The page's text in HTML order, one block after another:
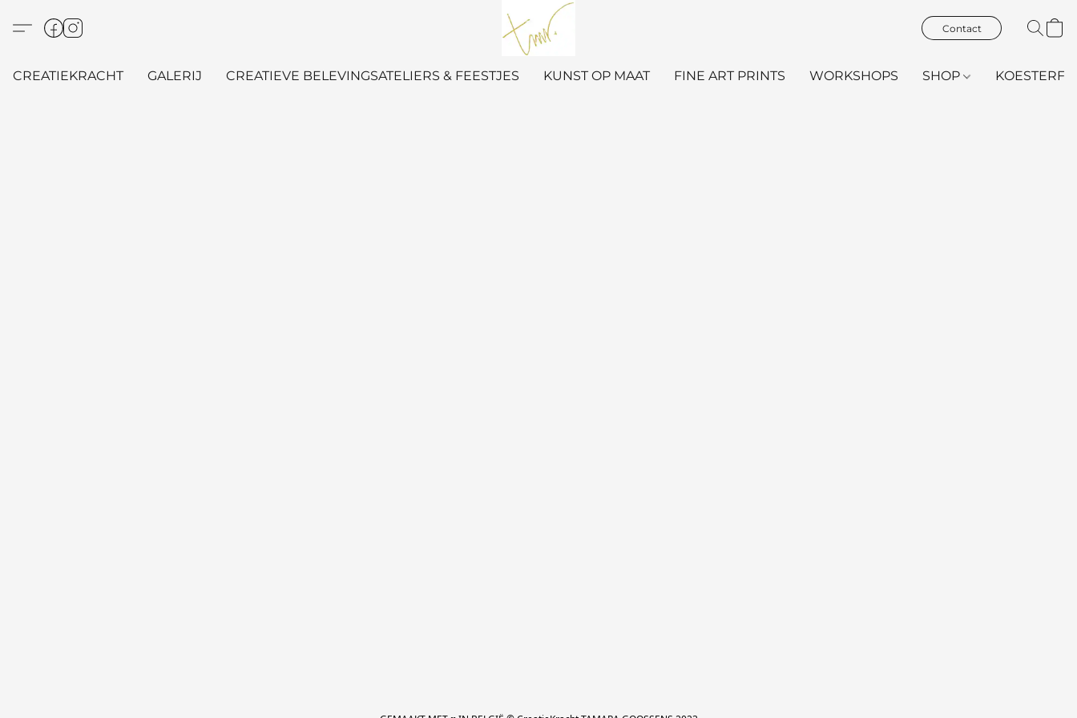
Contact
CREATIEKRACHT GALERIJ CREATIEVE BELEVINGSATELIERS & FEESTJES KUNST OP MAAT FINE ART PRINTS WORKSHOPS SHOP